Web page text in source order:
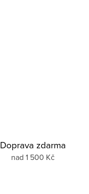
Doprava zdarma
nad 1 500 Kč